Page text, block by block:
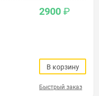
2900 ₽
В корзину
Быстрый заказ